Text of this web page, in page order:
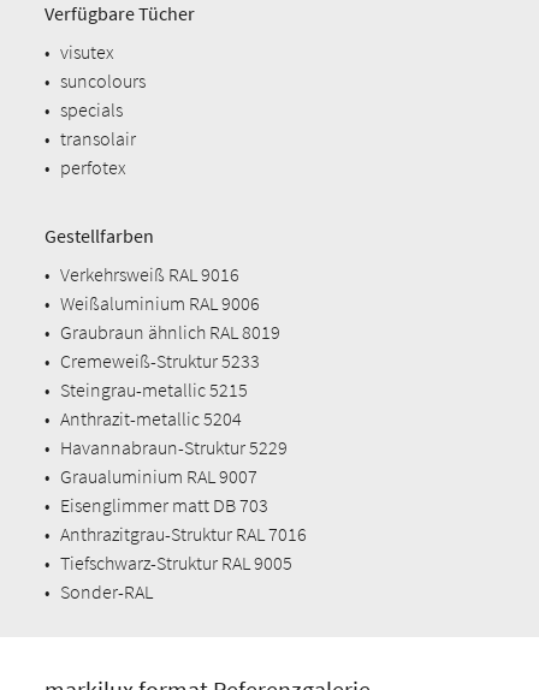
Verfügbare Tücher
• visutex
• suncolours
• specials
• transolair
• perfotex
Gestellfarben
• Verkehrsweiß RAL 9016
• Weißaluminium RAL 9006
• Graubraun ähnlich RAL 8019
• Cremeweiß-Struktur 5233
• Steingrau-metallic 5215
• Anthrazit-metallic 5204
• Havannabraun-Struktur 5229
• Graualuminium RAL 9007
• Eisenglimmer matt DB 703
• Anthrazitgrau-Struktur RAL 7016
• Tiefschwarz-Struktur RAL 9005
• Sonder-RAL